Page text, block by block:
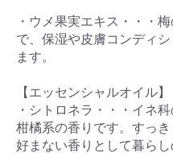
・ウメ果実エキス・・・
で、保湿や皮膚コンディ
ます。
【エッセンシャルオイル】
・シトロネラ・・・イネ
柑橘系の香りです。すっ
好まない香りとして暮ら